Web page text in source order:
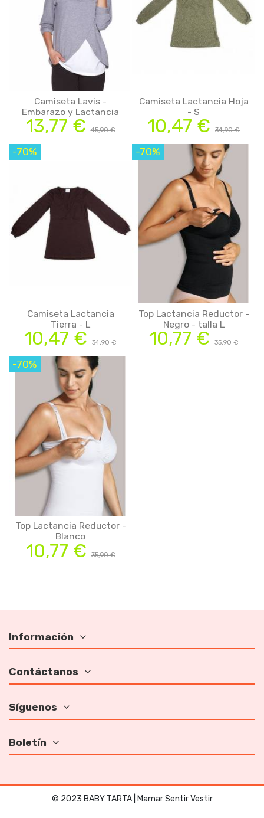
Camiseta Lavis -
Embarazo y Lactancia
13,77 €45,90 €
Camiseta Lactancia Hoja
- S
10,47 € 34,90 €
-70%
Camiseta Lactancia
Tierra - L
10,47 € 34,90 €
-70%
Top Lactancia Reductor -
Negro - talla L
10,77 €35,90 €
-70%
Top Lactancia Reductor -
Blanco
10,77 €35,90 €
Información
Contáctanos
Síguenos
Boletín
© 2023 BABY TARTA | Mamar Sentir Vestir